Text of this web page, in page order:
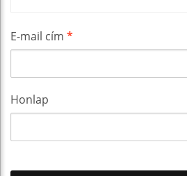
E-mail cím *
Honlap